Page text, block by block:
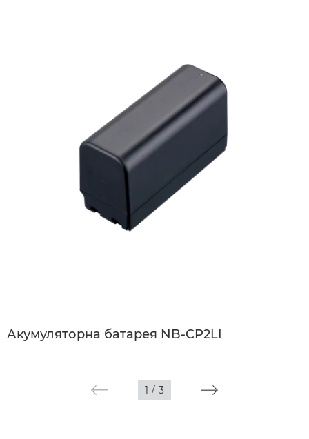
Акумуляторна батарея NB-CP2LI
1 / 3